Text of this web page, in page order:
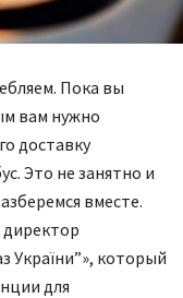
Пока вы
вам нужно
доставку
Это не занятно и
вместе.
України”», который
для